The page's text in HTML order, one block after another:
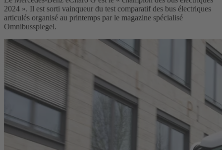
2024 ». Il est sorti vainqueur du test comparatif des bus électriques
articulés organisé au printemps par le magazine spécialisé
Omnibusspiegel.